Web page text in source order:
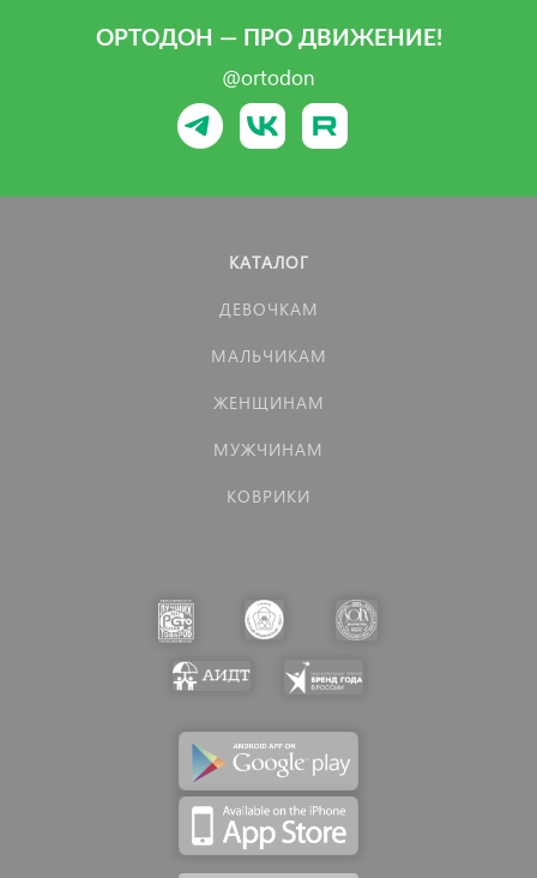
ОРТОДОН — ПРО ДВИЖЕНИЕ!
@ortodon
КАТАЛОГ
ДЕВОЧКАМ
МАЛЬЧИКАМ
ЖЕНЩИНАМ
МУЖЧИНАМ
КОВРИКИ